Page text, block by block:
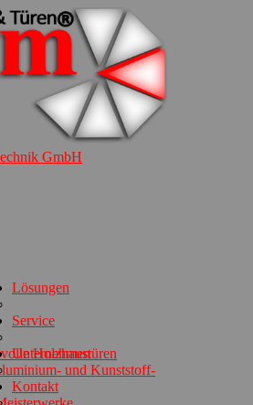
GmbH
Holzhaustüren
und Kunststoff-
Lösungen
Service
Unternehmen
Kontakt